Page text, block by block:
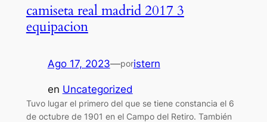
camiseta real madrid 2017 3
equipacion
Ago 17, 2023—poristern
en Uncategorized
Tuvo lugar el primero del que se tiene constancia el 6
de octubre de 1901 en el Campo del Retiro. También